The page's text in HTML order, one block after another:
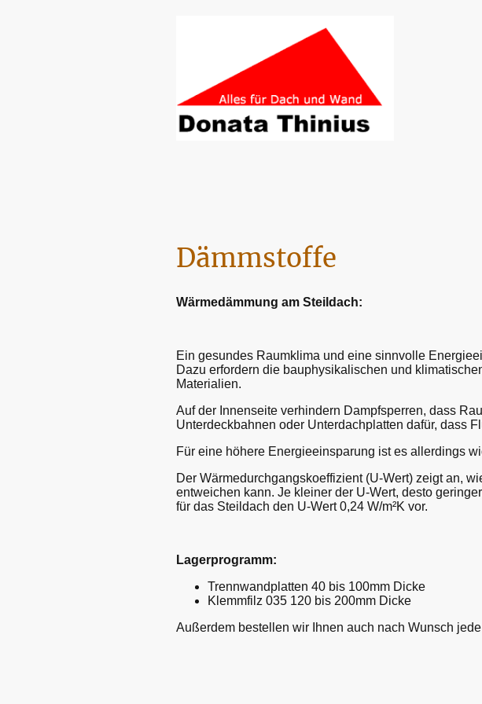
Dämmstoffe
Wärmedämmung am Steildach:
Ein gesundes Raumklima und eine sinnvolle
Dazu erfordern die bauphysikalischen und
Materialien.
Auf der Innenseite verhindern Dampfsperren, dass
Unterdeckbahnen oder Unterdachplatten dafür, dass
Für eine höhere Energieeinsparung ist es allerdings
Der Wärmedurchgangskoeffizient (U-Wert) zeigt an,
entweichen kann. Je kleiner der U-Wert, desto
für das Steildach den U-Wert 0,24 W/m²K vor.
Lagerprogramm:
Trennwandplatten 40 bis 100mm Dicke
Klemmfilz 035 120 bis 200mm Dicke
Außerdem bestellen wir Ihnen auch nach Wunsch